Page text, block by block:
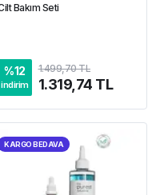
Bakım Seti
%12
indirim
1.499,70 TL
1.319,74 TL
KARGO BEDAVA